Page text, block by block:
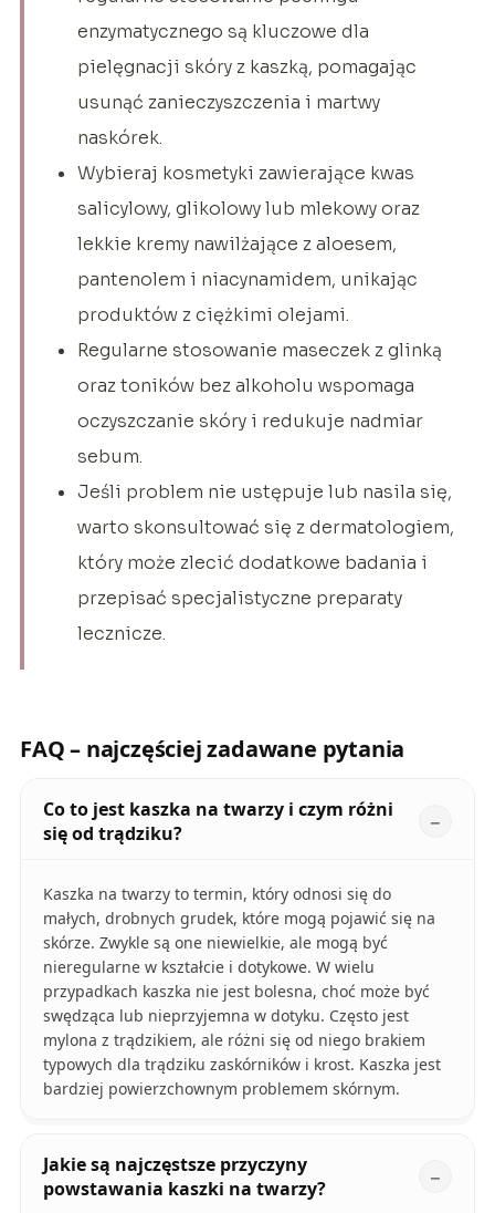
enzymatycznego są kluczowe dla
pielęgnacji skóry z kaszką, pomagając
usunąć zanieczyszczenia i martwy
naskórek.
Wybieraj kosmetyki zawierające kwas
salicylowy, glikolowy lub mlekowy oraz
lekkie kremy nawilżające z aloesem,
pantenolem i niacynamidem, unikając
produktów z ciężkimi olejami.
Regularne stosowanie maseczek z glinką
oraz toników bez alkoholu wspomaga
oczyszczanie skóry i redukuje nadmiar
sebum.
Jeśli problem nie ustępuje lub nasila się,
warto skonsultować się z dermatologiem,
który może zlecić dodatkowe badania i
przepisać specjalistyczne preparaty
lecznicze.
FAQ – najczęściej zadawane pytania
Co to jest kaszka na twarzy i czym różni
się od trądziku?
Kaszka na twarzy to termin, który odnosi się do
małych, drobnych grudek, które mogą pojawić się na
skórze. Zwykle są one niewielkie, ale mogą być
nieregularne w kształcie i dotykowe. W wielu
przypadkach kaszka nie jest bolesna, choć może być
swędząca lub nieprzyjemna w dotyku. Często jest
mylona z trądzikiem, ale różni się od niego brakiem
typowych dla trądziku zaskórników i krost. Kaszka jest
bardziej powierzchownym problemem skórnym.
Jakie są najczęstsze przyczyny
powstawania kaszki na twarzy?